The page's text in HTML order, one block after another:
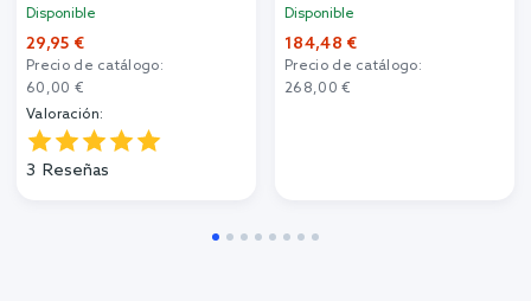
Disponible
29,95 €
Precio de catálogo:
60,00 €
Valoración:
3 Reseñas
Disponible
184,48 €
Precio de catálogo:
268,00 €